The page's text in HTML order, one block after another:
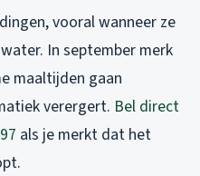
vooral wanneer ze
In september merk
maaltijden gaan
verergert. Bel direct
als je merkt dat het